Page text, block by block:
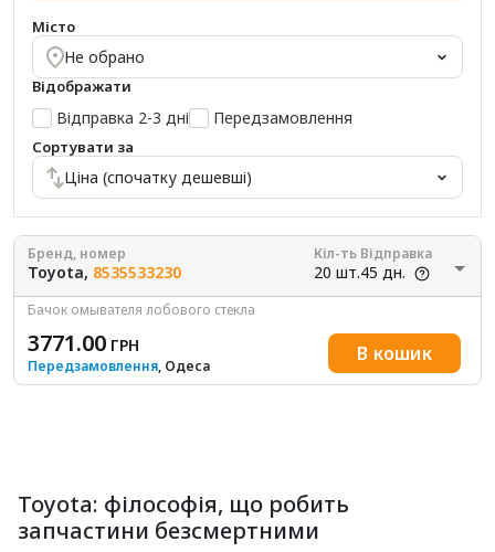
Місто
Не обрано
Відображати
Відправка 2-3 дні Передзамовлення
Сортувати за
Ціна (спочатку дешевші)
Бренд, номер
Toyota, 8535533230
Кіл-ть
20 шт.
Відправка
45 дн.
Бачок омывателя лобового стекла
3771.00 ГРН
Передзамовлення, Одеса
В кошик
Toyota: філософія, що робить
запчастини безсмертними